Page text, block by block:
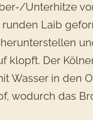
Unterhitze
Laib
klopft. Der
Wasser in den
wodurch das